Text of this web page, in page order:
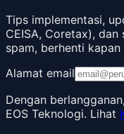
Tips implementasi,
CEISA, Coretax),
spam, berhenti kapan
Alamat email
Dengan
EOS Teknologi. Lihat